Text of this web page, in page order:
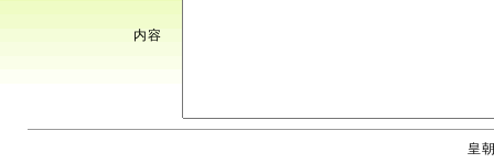
内容
皇